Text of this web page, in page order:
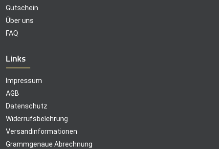
Gutschein
Über uns
FAQ
Links
Impressum
AGB
Datenschutz
Widerrufsbelehrung
Versandinformationen
Grammgenaue Abrechnung